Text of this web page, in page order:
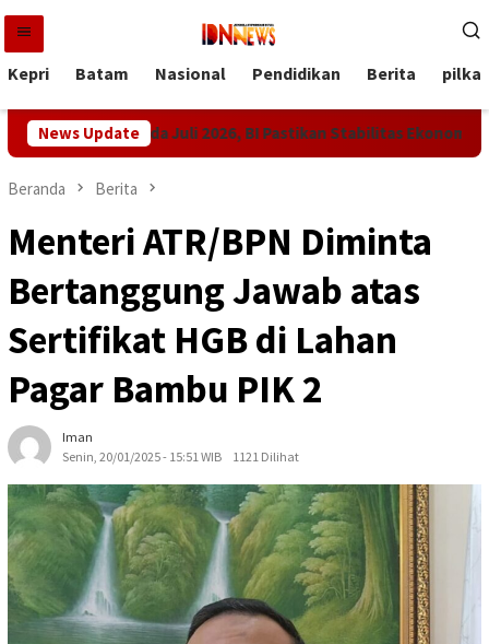
Loncat
konten
Kepri Batam Nasional Pendidikan Berita
News Update
Tipis pada Juli 2026, BI Pastikan Stabilitas Ekonomi Tetap
Beranda Berita
Menteri ATR/BPN Diminta
Bertanggung Jawab atas
Sertifikat HGB di Lahan
Pagar Bambu PIK 2
Iman
Senin, 20/01/2025 - 15:51 WIB
1121 Dilihat